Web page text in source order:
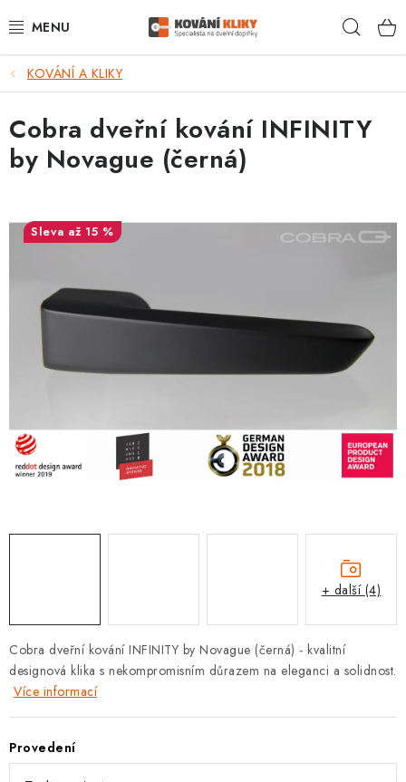
na
VÝPRODEJ - TOP AKCE
BLOG
UŽITEČNÉ RADY
VRÁCENÍ ZBOŽÍ
KONTAKT
KLIKY - EASY LOCK
CYLINDRICKÉ VLOŽKY
VISACÍ ZÁMKY
ZÁMKY, PETLICE A ZÁVORY
KOVÁNÍ A KLIKY
Cobra dveřní kování INFINITY by Novague (černá) - kvalitní
designová klika s nekompromisním důrazem na eleganci a solidnost.
Více informací
Provedení
Cobra dveřní kování INFINITY
by Novague (černá)
až 15 %
+ další (4)